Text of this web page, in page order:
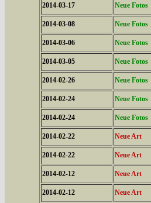
2014-03-17 Neue Fotos
2014-03-08 Neue Fotos
2014-03-06 Neue Fotos
2014-03-05 Neue Fotos
2014-02-26 Neue Fotos
2014-02-24 Neue Fotos
2014-02-24 Neue Fotos
2014-02-22 Neue Art
2014-02-22 Neue Art
2014-02-12 Neue Art
2014-02-12 Neue Art